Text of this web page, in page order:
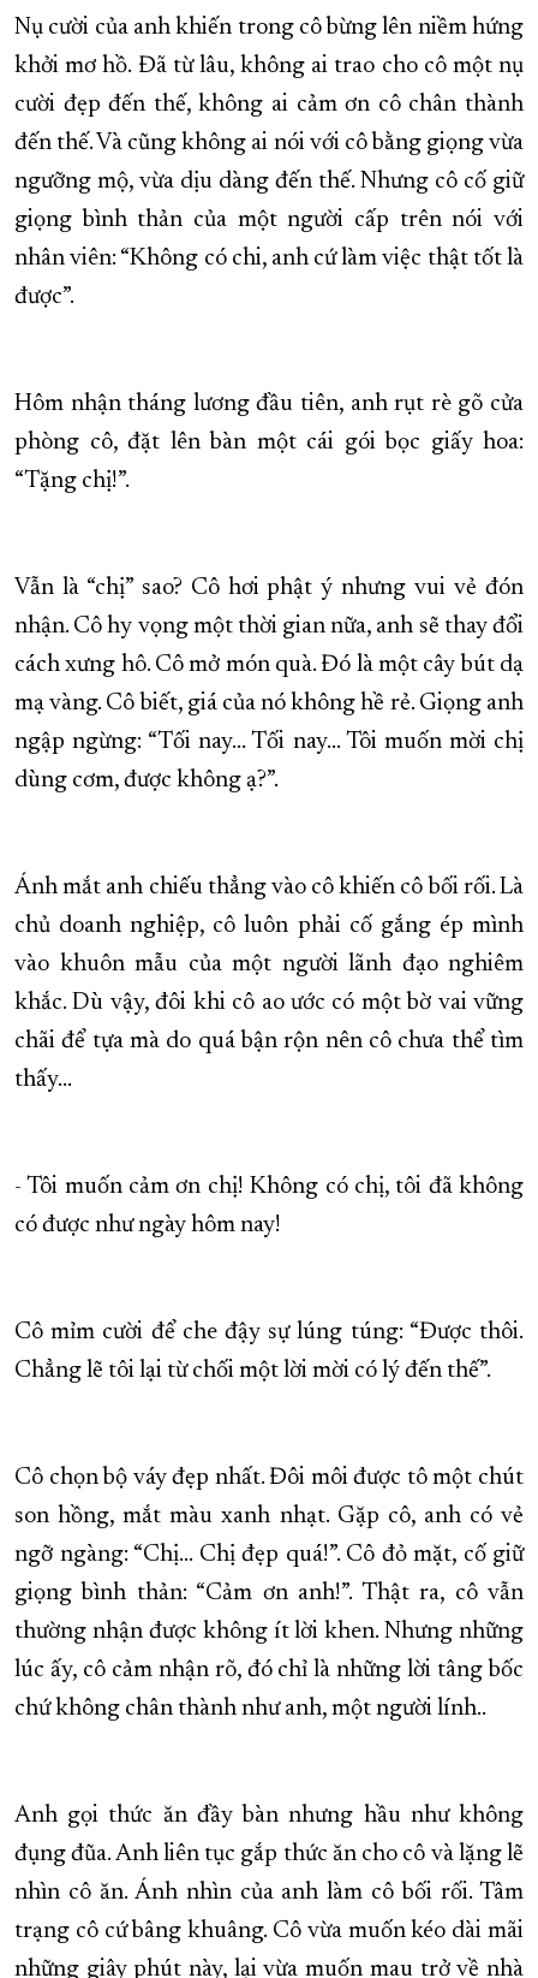
Nụ cười của anh khiến trong cô bừng lên niềm hứng
khởi mơ hồ. Đã từ lâu, không ai trao cho cô một nụ
cười đẹp đến thế, không ai cảm ơn cô chân thành
đến thế. Và cũng không ai nói với cô bằng giọng vừa
ngưỡng mộ, vừa dịu dàng đến thế. Nhưng cô cố giữ
giọng bình thản của một người cấp trên nói với
nhân viên: “Không có chi, anh cứ làm việc thật tốt là
được”.
Hôm nhận tháng lương đầu tiên, anh rụt rè gõ cửa
phòng cô, đặt lên bàn một cái gói bọc giấy hoa:
“Tặng chị!”.
Vẫn là “chị” sao? Cô hơi phật ý nhưng vui vẻ đón
nhận. Cô hy vọng một thời gian nữa, anh sẽ thay đổi
cách xưng hô. Cô mở món quà. Đó là một cây bút dạ
mạ vàng. Cô biết, giá của nó không hề rẻ. Giọng anh
ngập ngừng: “Tối nay… Tối nay… Tôi muốn mời chị
dùng cơm, được không ạ?”.
Ánh mắt anh chiếu thẳng vào cô khiến cô bối rối. Là
chủ doanh nghiệp, cô luôn phải cố gắng ép mình
vào khuôn mẫu của một người lãnh đạo nghiêm
khắc. Dù vậy, đôi khi cô ao ước có một bờ vai vững
chãi để tựa mà do quá bận rộn nên cô chưa thể tìm
thấy…
- Tôi muốn cảm ơn chị! Không có chị, tôi đã không
có được như ngày hôm nay!
Cô mỉm cười để che đậy sự lúng túng: “Được thôi.
Chẳng lẽ tôi lại từ chối một lời mời có lý đến thế”.
Cô chọn bộ váy đẹp nhất. Đôi môi được tô một chút
son hồng, mắt màu xanh nhạt. Gặp cô, anh có vẻ
ngỡ ngàng: “Chị… Chị đẹp quá!”. Cô đỏ mặt, cố giữ
giọng bình thản: “Cảm ơn anh!”. Thật ra, cô vẫn
thường nhận được không ít lời khen. Nhưng những
lúc ấy, cô cảm nhận rõ, đó chỉ là những lời tâng bốc
chứ không chân thành như anh, một người lính..
Anh gọi thức ăn đầy bàn nhưng hầu như không
đụng đũa. Anh liên tục gắp thức ăn cho cô và lặng lẽ
nhìn cô ăn. Ánh nhìn của anh làm cô bối rối. Tâm
trạng cô cứ bâng khuâng. Cô vừa muốn kéo dài mãi
những giây phút này, lại vừa muốn mau trở về nhà